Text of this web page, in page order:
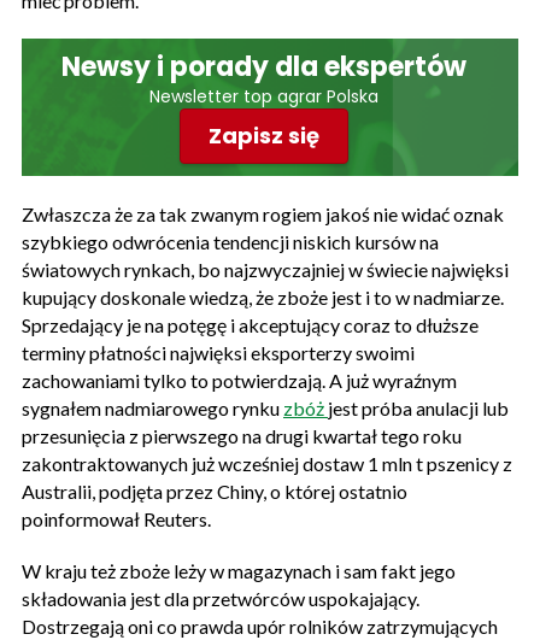
Newsy i porady dla ekspertów
Newsletter top agrar Polska
Zapisz się
Zwłaszcza że za tak zwanym rogiem jakoś nie widać oznak
szybkiego odwrócenia tendencji niskich kursów na
światowych rynkach, bo najzwyczajniej w świecie najwięksi
kupujący doskonale wiedzą, że zboże jest i to w nadmiarze.
Sprzedający je na potęgę i akceptujący coraz to dłuższe
terminy płatności najwięksi eksporterzy swoimi
zachowaniami tylko to potwierdzają. A już wyraźnym
sygnałem nadmiarowego rynku zbóż jest próba anulacji lub
przesunięcia z pierwszego na drugi kwartał tego roku
zakontraktowanych już wcześniej dostaw 1 mln t pszenicy z
Australii, podjęta przez Chiny, o której ostatnio
poinformował Reuters.
W kraju też zboże leży w magazynach i sam fakt jego
składowania jest dla przetwórców uspokajający.
Dostrzegają oni co prawda upór rolników zatrzymujących